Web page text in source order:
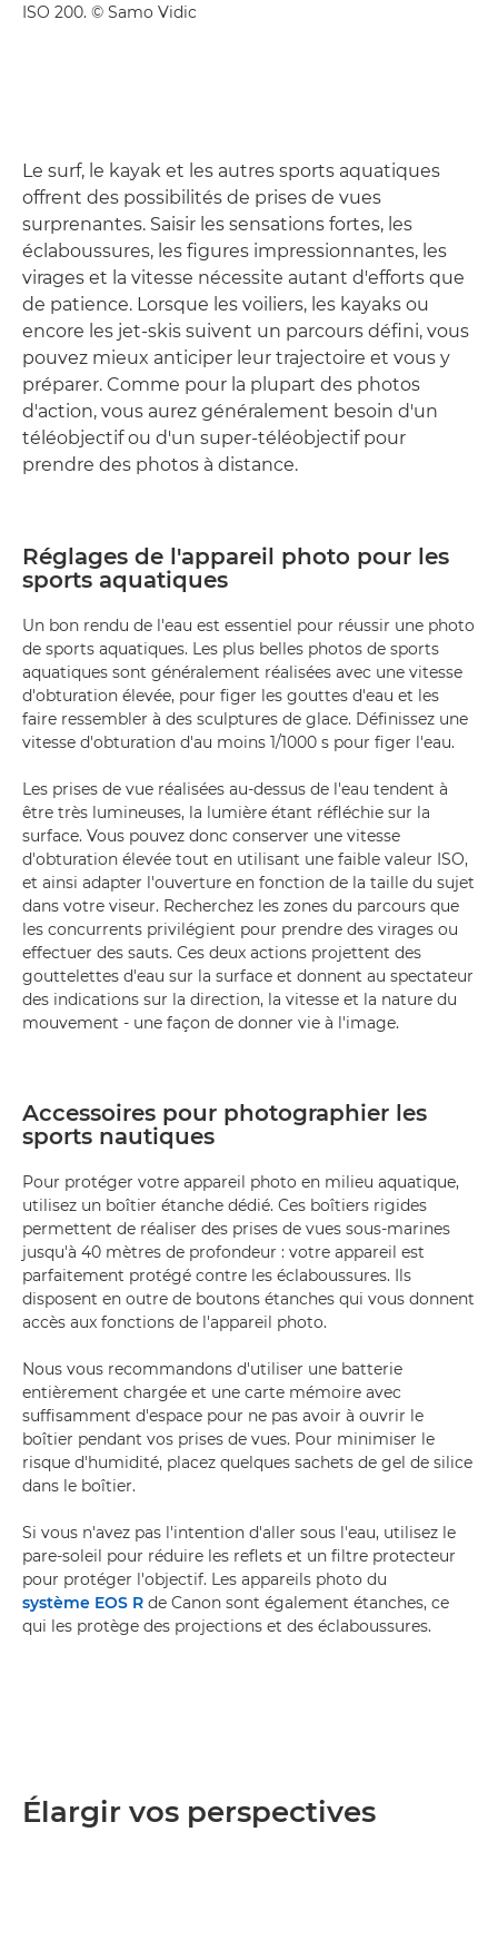
ISO 200. © Samo Vidic
Le surf, le kayak et les autres sports aquatiques
offrent des possibilités de prises de vues
surprenantes. Saisir les sensations fortes, les
éclaboussures, les figures impressionnantes, les
virages et la vitesse nécessite autant d'efforts que
de patience. Lorsque les voiliers, les kayaks ou
encore les jet-skis suivent un parcours défini, vous
pouvez mieux anticiper leur trajectoire et vous y
préparer. Comme pour la plupart des photos
d'action, vous aurez généralement besoin d'un
téléobjectif ou d'un super-téléobjectif pour
prendre des photos à distance.
Réglages de l'appareil photo pour les
sports aquatiques
Un bon rendu de l'eau est essentiel pour réussir une photo
de sports aquatiques. Les plus belles photos de sports
aquatiques sont généralement réalisées avec une vitesse
d'obturation élevée, pour figer les gouttes d'eau et les
faire ressembler à des sculptures de glace. Définissez une
vitesse d'obturation d'au moins 1/1000 s pour figer l'eau.
Les prises de vue réalisées au-dessus de l'eau tendent à
être très lumineuses, la lumière étant réfléchie sur la
surface. Vous pouvez donc conserver une vitesse
d'obturation élevée tout en utilisant une faible valeur ISO,
et ainsi adapter l'ouverture en fonction de la taille du sujet
dans votre viseur. Recherchez les zones du parcours que
les concurrents privilégient pour prendre des virages ou
effectuer des sauts. Ces deux actions projettent des
gouttelettes d'eau sur la surface et donnent au spectateur
des indications sur la direction, la vitesse et la nature du
mouvement - une façon de donner vie à l'image.
Accessoires pour photographier les
sports nautiques
Pour protéger votre appareil photo en milieu aquatique,
utilisez un boîtier étanche dédié. Ces boîtiers rigides
permettent de réaliser des prises de vues sous-marines
jusqu'à 40 mètres de profondeur : votre appareil est
parfaitement protégé contre les éclaboussures. Ils
disposent en outre de boutons étanches qui vous donnent
accès aux fonctions de l'appareil photo.
Nous vous recommandons d'utiliser une batterie
entièrement chargée et une carte mémoire avec
suffisamment d'espace pour ne pas avoir à ouvrir le
boîtier pendant vos prises de vues. Pour minimiser le
risque d'humidité, placez quelques sachets de gel de silice
dans le boîtier.
Si vous n'avez pas l'intention d'aller sous l'eau, utilisez le
pare-soleil pour réduire les reflets et un filtre protecteur
pour protéger l'objectif. Les appareils photo du
système EOS R de Canon sont également étanches, ce
qui les protège des projections et des éclaboussures.
Élargir vos perspectives